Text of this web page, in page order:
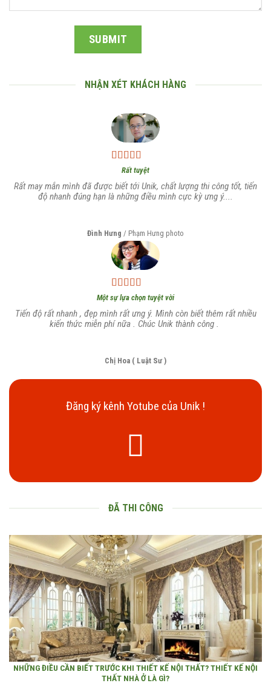
NHẬN XÉT KHÁCH HÀNG
Rất tuyệt
Rất may mắn mình đã được biết tới Unik, chất lượng thi công tốt, tiến
độ nhanh đúng hạn là những điều mình cực kỳ ưng ý....
Đình Hưng / Phạm Hưng photo
Một sự lựa chọn tuyệt vời
Tiến độ rất nhanh , đẹp mình rất ưng ý. Mình còn biết thêm rất nhiều
kiến thức miễn phí nữa . Chúc Unik thành công .
Chị Hoa ( Luật Sư )
Đăng ký kênh Yotube của Unik !
ĐÃ THI CÔNG
NHỮNG ĐIỀU CẦN BIẾT TRƯỚC KHI THIẾT KẾ NỘI THẤT? THIẾT KẾ NỘI
THẤT NHÀ Ở LÀ GÌ?